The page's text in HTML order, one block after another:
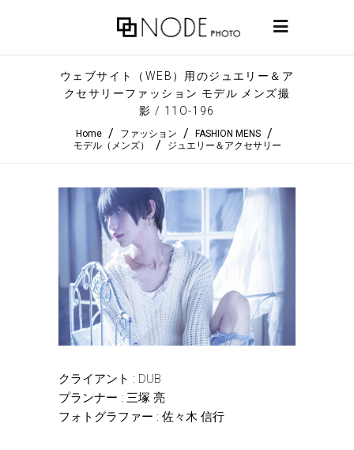
ウェブサイト（WEB）用のジュエリー＆ア
クセサリーファッション モデル メンズ撮
影 / 11O-196
Home/ ファッション / FASHION MENS/
モデル（メンズ） / ジュエリー＆アクセサリー
クライアント : DUB
プランナー : 三塚 亮
フォトグラファー : 佐々木 信行